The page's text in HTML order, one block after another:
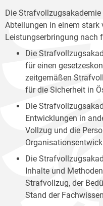
Die
Abteilungen in einem stark
Leistungserbringung nach
Die
für einen
zeitgemäßen
für die Sicherheit in
Die
Entwicklungen in
Vollzug und die
Die
Inhalte und
Strafvollzug, der
Stand der